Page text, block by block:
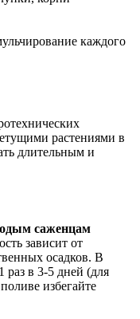
каждого
растениями в
длительным и
саженцам
зависит от
осадков. В
раз в 3-5 дней (для
избегайте